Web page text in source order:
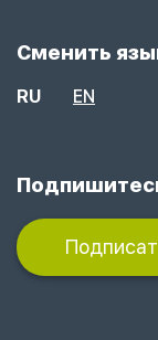
Сменить
RU EN